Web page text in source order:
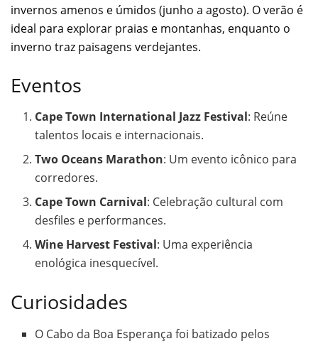
invernos amenos e úmidos (junho a agosto). O verão é
ideal para explorar praias e montanhas, enquanto o
inverno traz paisagens verdejantes.
Eventos
Cape Town International Jazz Festival: Reúne
talentos locais e internacionais.
Two Oceans Marathon: Um evento icônico para
corredores.
Cape Town Carnival: Celebração cultural com
desfiles e performances.
Wine Harvest Festival: Uma experiência
enológica inesquecível.
Curiosidades
O Cabo da Boa Esperança foi batizado pelos